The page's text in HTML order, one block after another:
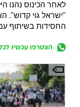
לאחר הכינוס נהנו
"ישראל גוי קדוש".
החסידות בשיתוף
הצטרפו עכשיו